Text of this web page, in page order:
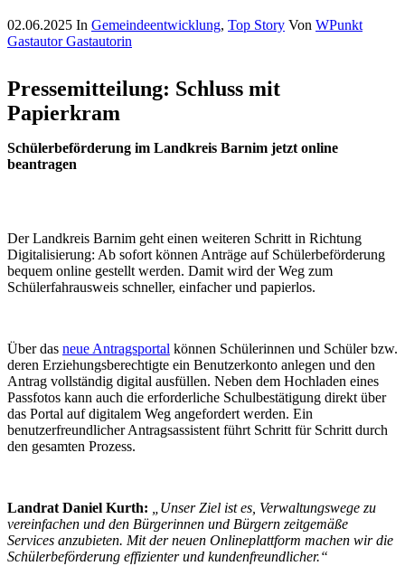
02.06.2025 In Gemeindeentwicklung, Top Story Von WPunkt
Gastautor Gastautorin
Pressemitteilung: Schluss mit
Papierkram
Schülerbeförderung im Landkreis Barnim jetzt online
beantragen
Der Landkreis Barnim geht einen weiteren Schritt in Richtung
Digitalisierung: Ab sofort können Anträge auf Schülerbeförderung
bequem online gestellt werden. Damit wird der Weg zum
Schülerfahrausweis schneller, einfacher und papierlos.
Über das neue Antragsportal können Schülerinnen und Schüler bzw.
deren Erziehungsberechtigte ein Benutzerkonto anlegen und den
Antrag vollständig digital ausfüllen. Neben dem Hochladen eines
Passfotos kann auch die erforderliche Schulbestätigung direkt über
das Portal auf digitalem Weg angefordert werden. Ein
benutzerfreundlicher Antragsassistent führt Schritt für Schritt durch
den gesamten Prozess.
Landrat Daniel Kurth:
„Unser Ziel ist es, Verwaltungswege zu
vereinfachen und den Bürgerinnen und Bürgern zeitgemäße
Services anzubieten. Mit der neuen Onlineplattform machen wir die
Schülerbeförderung effizienter und kundenfreundlicher.“